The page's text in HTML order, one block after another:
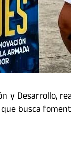
y Desarrollo,
busca